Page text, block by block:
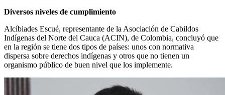
Diversos niveles de cumplimiento
Alcíbiades Escué, representante de la Asociación de Cabildos
Indígenas del Norte del Cauca (ACIN), de Colombia, concluyó que
en la región se tiene dos tipos de países: unos con normativa
dispersa sobre derechos indígenas y otros que no tienen un
organismo público de buen nivel que los implemente.